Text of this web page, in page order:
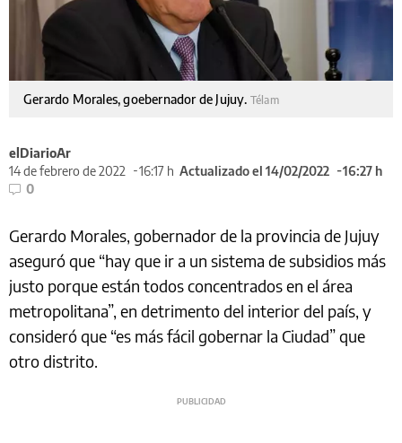
Gerardo Morales, goebernador de Jujuy. Télam
elDiarioAr
14 de febrero de 2022
16:17 h Actualizado el 14/02/2022
16:27 h
0
Gerardo Morales, gobernador de la provincia de Jujuy
aseguró que “hay que ir a un sistema de subsidios más
justo porque están todos concentrados en el área
metropolitana”, en detrimento del interior del país, y
consideró que “es más fácil gobernar la Ciudad” que
otro distrito.